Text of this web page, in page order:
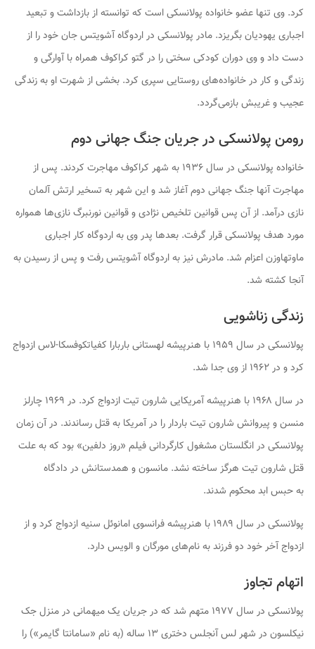
کرد. وی تنها عضو خانواده پولانسکی است که توانسته از بازداشت و تبعید
اجباری یهودیان بگریزد. مادر پولانسکی در اردوگاه آشویتس جان خود را از
دست داد و وی دوران کودکی سختی را در گتو کراکوف همراه با آوارگی و
زندگی و کار در خانواده‌های روستایی سپری کرد. بخشی از شهرت او به زندگی
عجیب و غریبش بازمی‌گردد.
رومن پولانسکی در جریان جنگ جهانی دوم
خانواده پولانسکی در سال ۱۹۳۶ به شهر کراکوف مهاجرت کردند. پس از
مهاجرت آنها جنگ جهانی دوم آغاز شد و این شهر به تسخیر ارتش آلمان
نازی درآمد. از آن پس قوانین تلخیص نژادی و قوانین نورنبرگ نازی‌ها همواره
مورد هدف پولانسکی قرار گرفت. بعدها پدر وی به اردوگاه کار اجباری
ماوتهاوزن اعزام شد. مادرش نیز به اردوگاه آشویتس رفت و پس از رسیدن به
آنجا کشته شد.
زندگی زناشویی
پولانسکی در سال ۱۹۵۹ با هنرپیشه لهستانی باربارا کفیاتکوفسکا-لاس ازدواج
کرد و در ۱۹۶۲ از وی جدا شد.
در سال ۱۹۶۸ با هنرپیشه آمریکایی شارون تیت ازدواج کرد. در ۱۹۶۹ چارلز
منسن و پیروانش شارون تیت باردار را در آمریکا به قتل رساندند. در آن زمان
پولانسکی در انگلستان مشغول کارگردانی فیلم «روز دلفین» بود که به علت
قتل شارون تیت هرگز ساخته نشد. مانسون و همدستانش در دادگاه
به حبس ابد محکوم شدند.
پولانسکی در سال ۱۹۸۹ با هنرپیشه فرانسوی امانوئل سنیه ازدواج کرد و از
ازدواج آخر خود دو فرزند به نام‌های مورگان و الویس دارد.
اتهام تجاوز
پولانسکی در سال ۱۹۷۷ متهم شد که در جریان یک میهمانی در منزل جک
نیکلسون در شهر لس آنجلس دختری ۱۳ ساله (به نام «سامانتا گایمر») را